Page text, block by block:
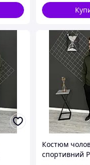
Костюм
спортивний